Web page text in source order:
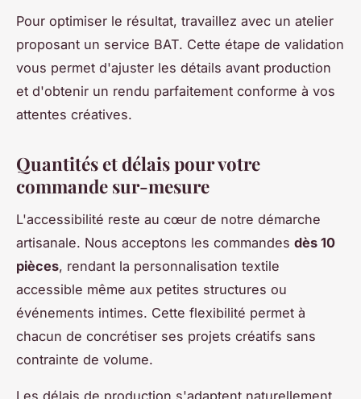
Pour optimiser le résultat, travaillez avec un atelier
proposant un service BAT. Cette étape de validation
vous permet d'ajuster les détails avant production
et d'obtenir un rendu parfaitement conforme à vos
attentes créatives.
Quantités et délais pour votre
commande sur-mesure
L'accessibilité reste au cœur de notre démarche
artisanale. Nous acceptons les commandes dès 10
pièces, rendant la personnalisation textile
accessible même aux petites structures ou
événements intimes. Cette flexibilité permet à
chacun de concrétiser ses projets créatifs sans
contrainte de volume.
Les délais de production s'adaptent naturellement